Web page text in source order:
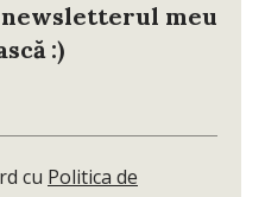
newsletterul meu
:)
cu Politica de